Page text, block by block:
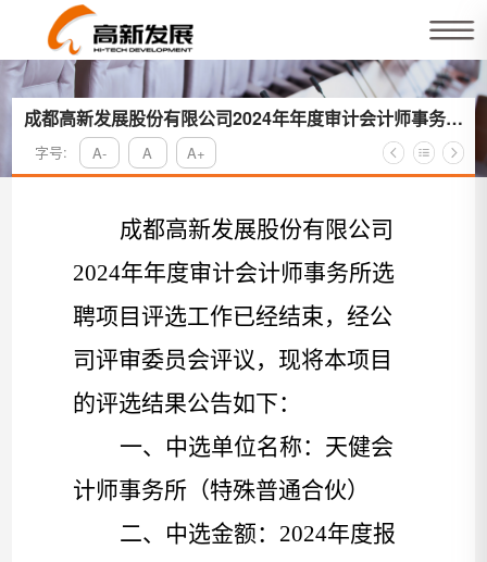
成都高新发展股份有限公司2024年年度审计会计师事务所
选聘项目采购结果公告
字号: A- A A+
成都高新发展股份有限公司
2024年年度审计会计师事务所选
聘项目评选工作已经结束，经公
司评审委员会评议 ，现将本项目
的评选结果公告如下：
一、中选单位名称：天健会
计师事务所（特殊普通合伙）
二、中选金额： 2024年度报